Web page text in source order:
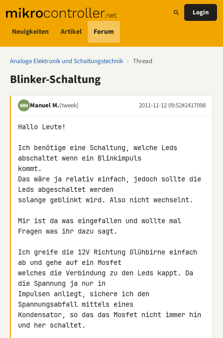
Neuigkeiten Artikel Forum
Login
Analoge Elektronik und Schaltungstechnik › Thread
Blinker-Schaltung
MM Manuel M.(tweek) 2011-11-12 09:52#2417098
Hallo Leute!
Ich benötige eine Schaltung, welche Leds
abschaltet wenn ein Blinkimpuls
kommt.
Das wäre ja relativ einfach, jedoch sollte die
Leds abgeschaltet werden
solange geblinkt wird. Also nicht wechselnt.
Mir ist da was eingefallen und wollte mal
Fragen was ihr dazu sagt.
Ich greife die 12V Richtung Glühbirne einfach
ab und gehe auf ein Mosfet
welches die Verbindung zu den Leds kappt. Da
die Spannung ja nur in
Impulsen anliegt, sichere ich den
Spannungsabfall mittels eines
Kondensator, so das das Mosfet nicht immer hin
und her schaltet.